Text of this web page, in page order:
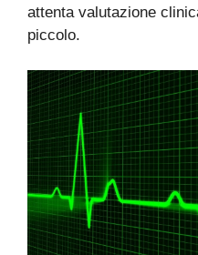
attenta valutazione
piccolo.